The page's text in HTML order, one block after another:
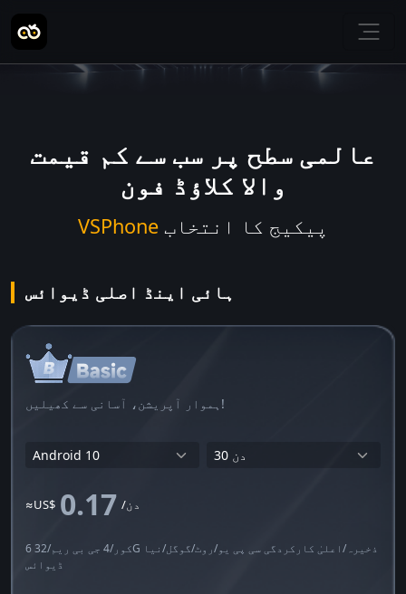
عالمی سطح پر سب سے کم قیمت
والا کلاؤڈ فون
VSPhone پیکیج کا انتخاب
ہائی اینڈ اصلی ڈیوائس
ہموار آپریشن، آسانی سے کھیلیں!
≈US$ 0.17 /دن
6 کور/4 جی بی ریم/32G ذخیرہ/اعلیٰ کارکردگی سی پی یو/روٹ/گوگل/نیا
ڈیوائس